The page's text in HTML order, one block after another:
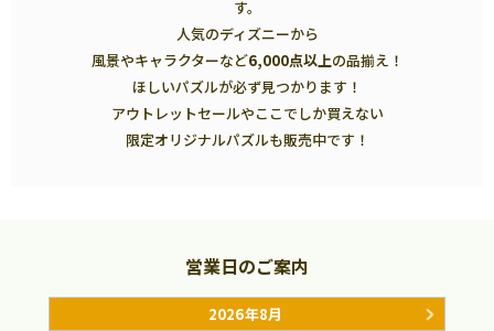
す。
人気のディズニーから
風景やキャラクターなど6,000点以上の品揃え！
ほしいパズルが必ず見つかります！
アウトレットセールやここでしか買えない
限定オリジナルパズルも販売中です！
営業日のご案内
2026年8月